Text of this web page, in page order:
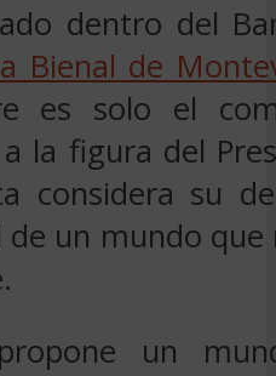
dentro del
Bienal de
es solo el
la figura del
considera su
de un mundo
un